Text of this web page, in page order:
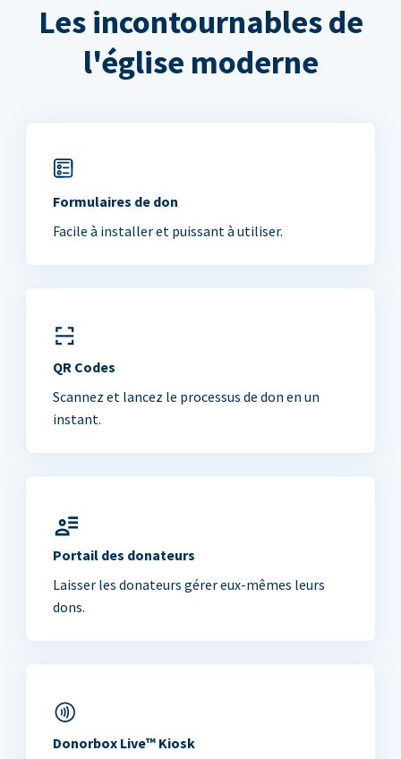
Les incontournables de
l'église moderne
Formulaires de don
Facile à installer et puissant à utiliser.
QR Codes
Scannez et lancez le processus de don en un
instant.
Portail des donateurs
Laisser les donateurs gérer eux-mêmes leurs
dons.
Donorbox Live™ Kiosk